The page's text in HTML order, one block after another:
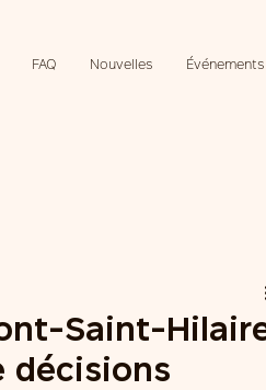
FAQ Nouvelles Événements
Saint-
décisions